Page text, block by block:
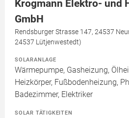
Krogmann Elektro- und
GmbH
Rendsburger Strasse 147, 24537
24537 Lütjenwestedt)
SOLARANLAGE
Wärmepumpe, Gasheizung,
Heizkörper, Fußbodenheizung,
Badezimmer, Elektriker
SOLAR TÄTIGKEITEN